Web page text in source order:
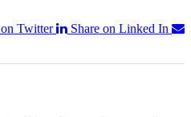
on Twitter
Share on Linked In